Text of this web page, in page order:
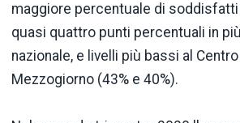
maggiore percentuale di soddisfatti
quasi quattro punti percentuali in
nazionale, e livelli più bassi al Centro
Mezzogiorno (43% e 40%).